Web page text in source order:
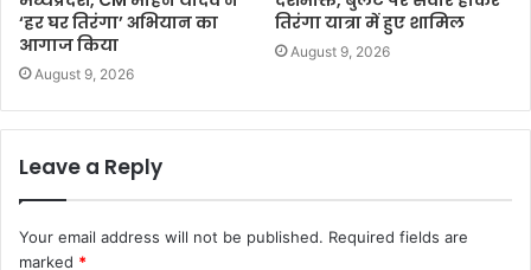
‘हर घर तिरंगा’ अभियान का
आगाज किया
August 9, 2026
तिरंगा यात्रा में हुए शामिल
August 9, 2026
Leave a Reply
Your email address will not be published. Required fields are
marked *